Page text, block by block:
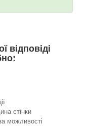
відповіді
стінки
можливості